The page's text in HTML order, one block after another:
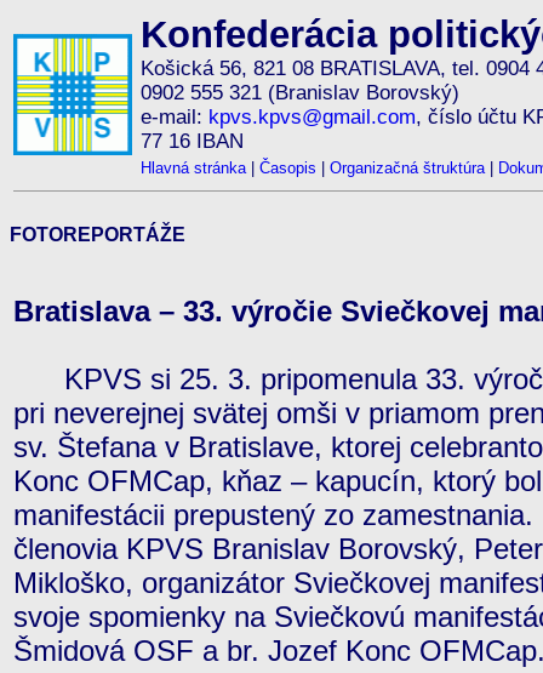
Konfederácia
Košická 56, 821 08 BRATISLAVA, tel. 0904
0902 555 321 (Branislav Borovský)
e-mail: kpvs.kpvs@gmail.com, číslo účtu
77 16 IBAN
Hlavná stránka| Časopis Organizačná štruktúra|
FOTOREPORTÁŽE
Bratislava – 33. výročie Sviečkovej
KPVS si 25. 3. pripomenula 33.
pri neverejnej svätej omši v priamom
sv. Štefana v Bratislave, ktorej
Konc OFMCap, kňaz – kapucín, ktorý
manifestácii prepustený zo
členovia KPVS Branislav Borovský,
Mikloško, organizátor Sviečkovej
svoje spomienky na Sviečkovú
Šmidová OSF a br. Jozef Konc